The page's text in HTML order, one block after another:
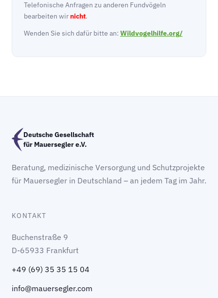
Telefonische Anfragen zu anderen Fundvögeln
bearbeiten wir nicht.
Wenden Sie sich dafür bitte an: Wildvogelhilfe.org/
Deutsche Gesellschaft
für Mauersegler e.V.
Beratung, medizinische Versorgung und Schutzprojekte
für Mauersegler in Deutschland – an jedem Tag im Jahr.
KONTAKT
Buchenstraße 9
D-65933 Frankfurt
+49 (69) 35 35 15 04
info@mauersegler.com